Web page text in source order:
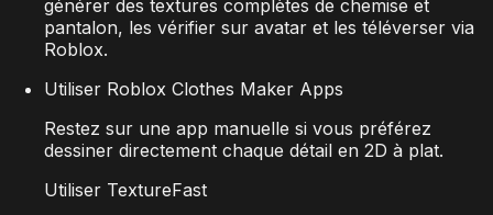
générer des textures complètes de chemise et
pantalon, les vérifier sur avatar et les téléverser via
Roblox.
Utiliser Roblox Clothes Maker Apps
Restez sur une app manuelle si vous préférez
dessiner directement chaque détail en 2D à plat.
Utiliser TextureFast